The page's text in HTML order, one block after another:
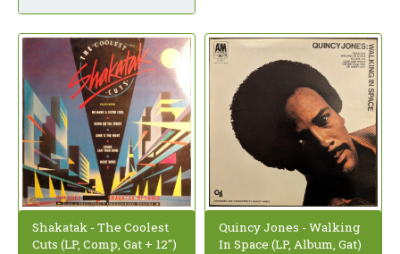
Shakatak - The Coolest
Cuts (LP, Comp, Gat + 12")
Quincy Jones - Walking
In Space (LP, Album, Gat)